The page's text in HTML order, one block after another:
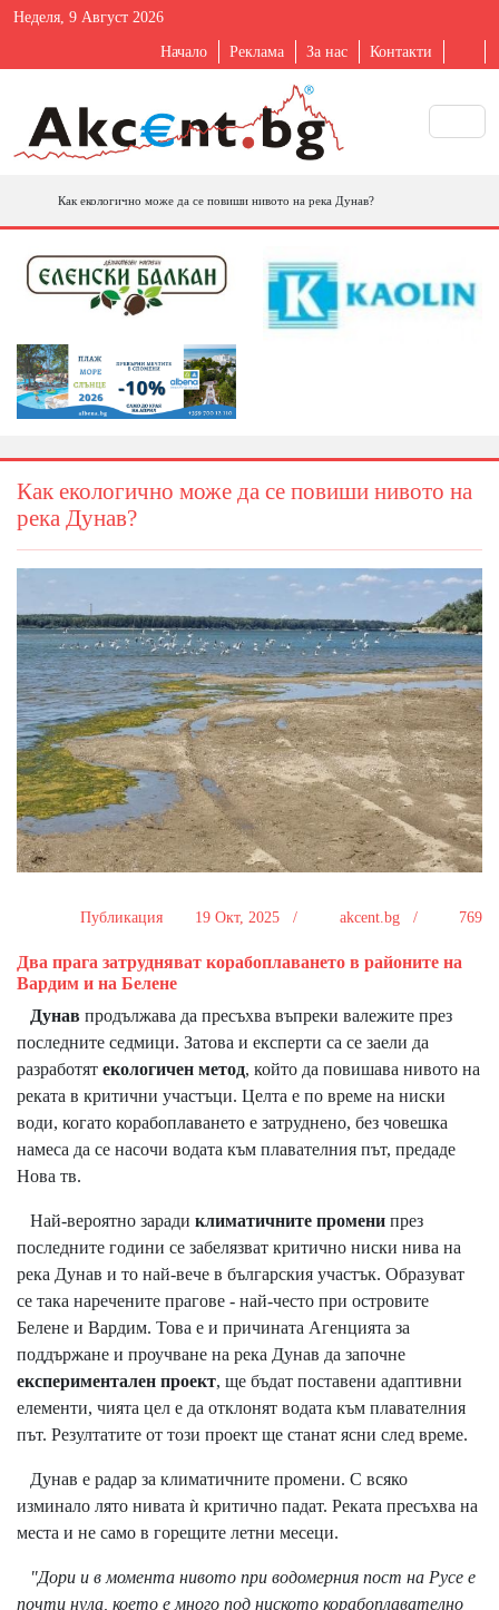
Неделя, 9 Август 2026
Начало Реклама За нас Контакти
Как екологично може да се повиши нивото на река Дунав?
Как екологично може да се повиши нивото на
река Дунав?
Публикация 19 Окт, 2025 / akcent.bg / 769
Два прага затрудняват корабоплаването в районите на
Вардим и на Белене
Дунав продължава да пресъхва въпреки валежите през
последните седмици. Затова и експерти са се заели да
разработят екологичен метод, който да повишава нивото на
реката в критични участъци. Целта е по време на ниски
води, когато корабоплаването е затруднено, без човешка
намеса да се насочи водата към плавателния път, предаде
Нова тв.
Най-вероятно заради климатичните промени през
последните години се забелязват критично ниски нива на
река Дунав и то най-вече в българския участък. Образуват
се така наречените прагове - най-често при островите
Белене и Вардим. Това е и причината Агенцията за
поддържане и проучване на река Дунав да започне
експериментален проект, ще бъдат поставени адаптивни
елементи, чията цел е да отклонят водата към плавателния
път. Резултатите от този проект ще станат ясни след време.
Дунав е радар за климатичните промени. С всяко
изминало лято нивата ѝ критично падат. Реката пресъхва на
места и не само в горещите летни месеци.
"Дори и в момента нивото при водомерния пост на Русе е
почти нула, което е много под ниското корабоплавателно